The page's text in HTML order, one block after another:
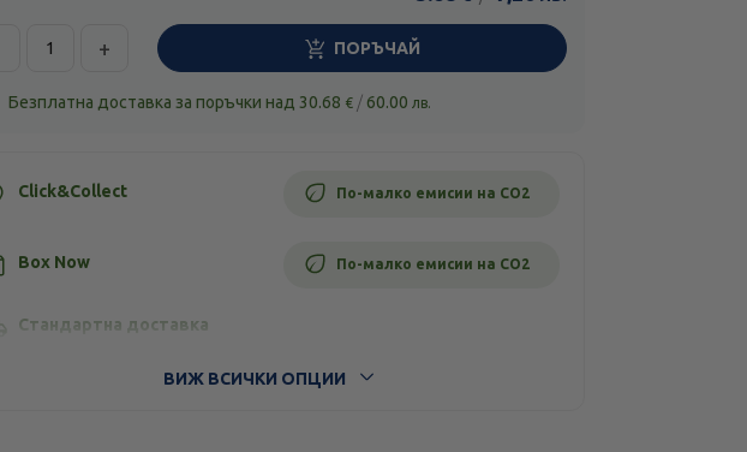
+ ПОРЪЧАЙ
Безплатна доставка за поръчки над 30.68 € / 60.00 лв.
Click&Collect По-малко емисии на CO2
Box Now По-малко емисии на CO2
Стандартна доставка
ВИЖ ВСИЧКИ ОПЦИИ